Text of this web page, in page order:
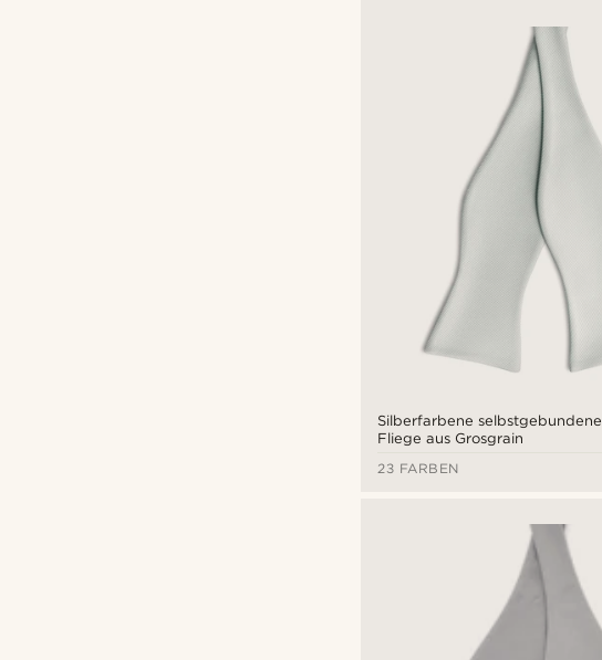
Silberfarbene selbstgebundene
Fliege aus Grosgrain
23 FARBEN